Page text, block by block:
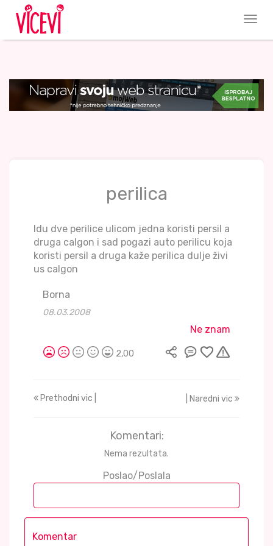
perilica
Idu dve perilice ulicom jedna koristi persil a
druga calgon i sad pogazi auto perilicu koja
koristi persil a druga kaže perilica dulje živi
us calgon
Borna
08.03.2008
Ne znam
2,00
Prethodni vic | | Naredni vic
Komentari:
Nema rezultata.
Poslao/Poslala